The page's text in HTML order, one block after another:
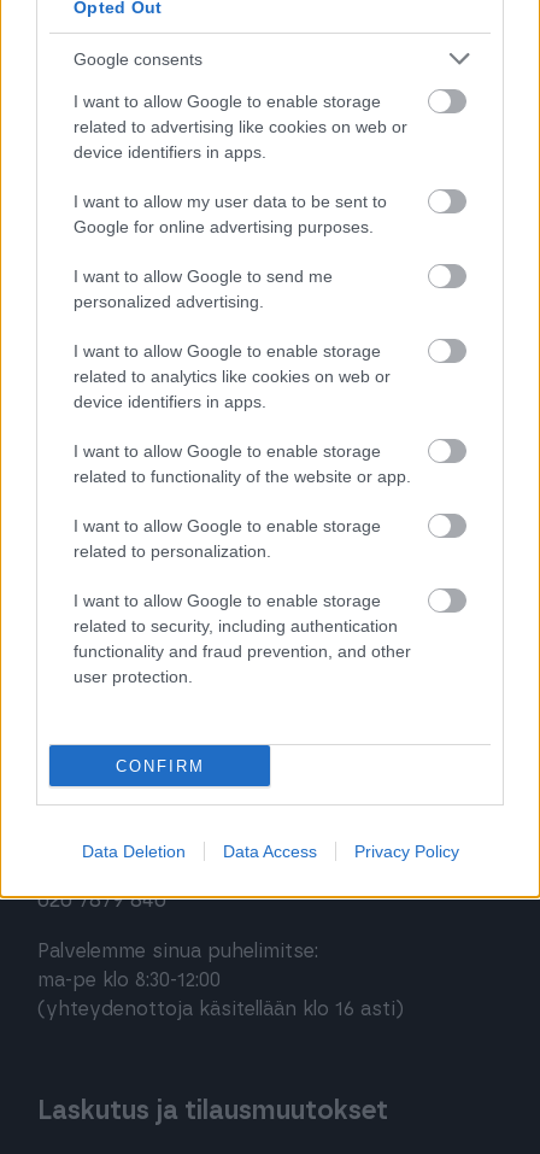
Opted Out
Google consents
I want to allow Google to enable storage
related to advertising like cookies on web or
device identifiers in apps.
I want to allow my user data to be sent to
Google for online advertising purposes.
I want to allow Google to send me
personalized advertising.
I want to allow Google to enable storage
related to analytics like cookies on web or
device identifiers in apps.
I want to allow Google to enable storage
related to functionality of the website or app.
I want to allow Google to enable storage
related to personalization.
I want to allow Google to enable storage
related to security, including authentication
functionality and fraud prevention, and other
user protection.
CONFIRM
Data Deletion Data Access Privacy Policy
Finago Sign
Procountor Tallennus
Procountor Toiminnanohjaus
Tutustu ohjelmistoihin
Tutustu Procountoriin
Kokeile Sopimuskonetta
Kirjaudu ohjelmistoihin
Procountor
Sopimuskone
Finago Sign
Asiakaspalvelu
Jätä tukipyyntö tästä
020 7879 840
Palvelemme sinua puhelimitse:
ma-pe klo 8:30-12:00
(yhteydenottoja käsitellään klo 16 asti)
Laskutus ja tilausmuutokset